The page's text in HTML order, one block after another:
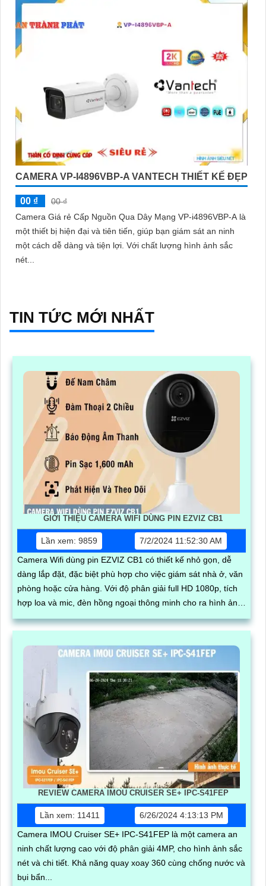
CAMERA VP-I4896VBP-A VANTECH THIẾT KẾ ĐẸP
00 ₫
00 ₫
Camera Giá rẻ Cấp Nguồn Qua Dây Mạng VP-i4896VBP-A là
một thiết bị hiện đại và tiên tiến, giúp bạn giám sát an ninh
một cách dễ dàng và tiện lợi. Với chất lượng hình ảnh sắc
nét...
TIN TỨC MỚI NHẤT
GIỚI THIỆU CAMERA WIFI DÙNG PIN EZVIZ CB1
Lần xem: 9859
7/2/2024 11:52:30 AM
Camera Wifi dùng pin EZVIZ CB1 có thiết kế nhỏ gọn, dễ
dàng lắp đặt, đặc biệt phù hợp cho việc giám sát nhà ở, văn
phòng hoặc cửa hàng. Với độ phân giải full HD 1080p, tích
hợp loa và mic, đèn hồng ngoại thông minh cho ra hình ảnh
chất lượng ban đêm
REVIEW CAMERA IMOU CRUISER SE+ IPC-S41FEP
Lần xem: 11411
6/26/2024 4:13:13 PM
Camera IMOU Cruiser SE+ IPC-S41FEP là một camera an
ninh chất lượng cao với độ phân giải 4MP, cho hình ảnh sắc
nét và chi tiết. Khả năng quay xoay 360 cùng chống nước và
bụi bẩn...